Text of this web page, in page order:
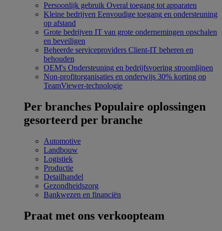
Persoonlijk gebruik Overal toegang tot apparaten
Kleine bedrijven Eenvoudige toegang en ondersteuning
op afstand
Grote bedrijven IT van grote ondernemingen opschalen
en beveiligen
Beheerde serviceproviders Client-IT beheren en
behouden
OEM's Ondersteuning en bedrijfsvoering stroomlijnen
Non-profitorganisaties en onderwijs 30% korting op
TeamViewer-technologie
Per branches Populaire oplossingen
gesorteerd per branche
Automotive
Landbouw
Logistiek
Productie
Detailhandel
Gezondheidszorg
Bankwezen en financiën
Praat met ons verkoopteam